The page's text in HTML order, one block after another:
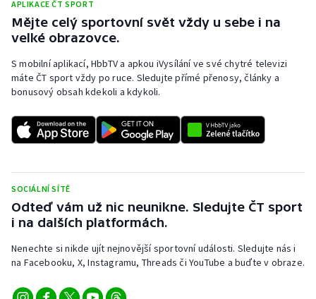
APLIKACE ČT SPORT
Mějte celý sportovní svět vždy u sebe i na
velké obrazovce.
S mobilní aplikací, HbbTV a apkou iVysílání ve své chytré televizi
máte ČT sport vždy po ruce. Sledujte přímé přenosy, články a
bonusový obsah kdekoli a kdykoli.
SOCIÁLNÍ SÍTĚ
Odteď vám už nic neunikne. Sledujte ČT sport
i na dalších platformách.
Nenechte si nikde ujít nejnovější sportovní události. Sledujte nás i
na Facebooku, X, Instagramu, Threads či YouTube a buďte v obraze.